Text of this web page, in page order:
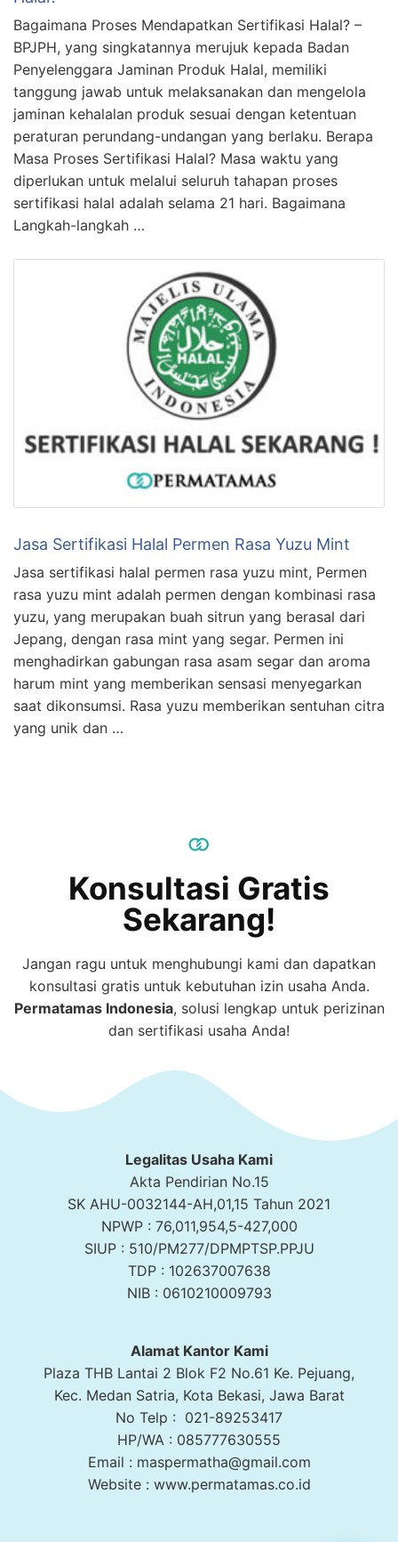
Bagaimana Proses Mendapatkan Sertifikasi Halal? –
BPJPH, yang singkatannya merujuk kepada Badan
Penyelenggara Jaminan Produk Halal, memiliki
tanggung jawab untuk melaksanakan dan mengelola
jaminan kehalalan produk sesuai dengan ketentuan
peraturan perundang-undangan yang berlaku. Berapa
Masa Proses Sertifikasi Halal? Masa waktu yang
diperlukan untuk melalui seluruh tahapan proses
sertifikasi halal adalah selama 21 hari. Bagaimana
Langkah-langkah …
Jasa Sertifikasi Halal Permen Rasa Yuzu Mint
Jasa sertifikasi halal permen rasa yuzu mint, Permen
rasa yuzu mint adalah permen dengan kombinasi rasa
yuzu, yang merupakan buah sitrun yang berasal dari
Jepang, dengan rasa mint yang segar. Permen ini
menghadirkan gabungan rasa asam segar dan aroma
harum mint yang memberikan sensasi menyegarkan
saat dikonsumsi. Rasa yuzu memberikan sentuhan citra
yang unik dan …
Konsultasi Gratis
Sekarang!
Jangan ragu untuk menghubungi kami dan dapatkan
konsultasi gratis untuk kebutuhan izin usaha Anda.
PermatamasIndonesia, solusi lengkap untuk perizinan
dan sertifikasi usaha Anda!
Legalitas Usaha Kami
Akta Pendirian No.15
SK AHU-0032144-AH,01,15 Tahun 2021
NPWP : 76,011,954,5-427,000
SIUP : 510/PM277/DPMPTSP.PPJU
TDP : 102637007638
NIB : 0610210009793
Alamat Kantor Kami
Plaza THB Lantai 2 Blok F2 No.61 Ke. Pejuang,
Kec. Medan Satria, Kota Bekasi, Jawa Barat
No Telp : 021-89253417
HP/WA : 085777630555
Email : maspermatha@gmail.com
Website : www.permatamas.co.id